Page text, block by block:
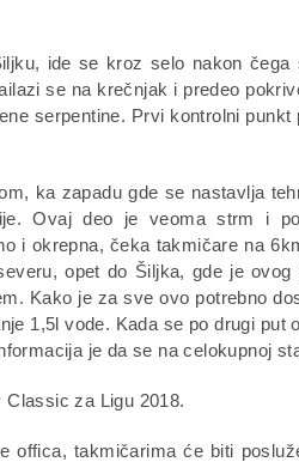
ide se kroz selo nakon čega
se na krečnjak i predeo
serpentine. Prvi kontrolni
ka zapadu gde se nastavlja
Ovaj deo je veoma strm i
i okrepna, čeka takmičare na
opet do Šiljka, gde je
Kako je za sve ovo potrebno
1,5l vode. Kada se po drugi
je da se na celokupnoj
za Ligu 2018.
offica, takmičarima će biti